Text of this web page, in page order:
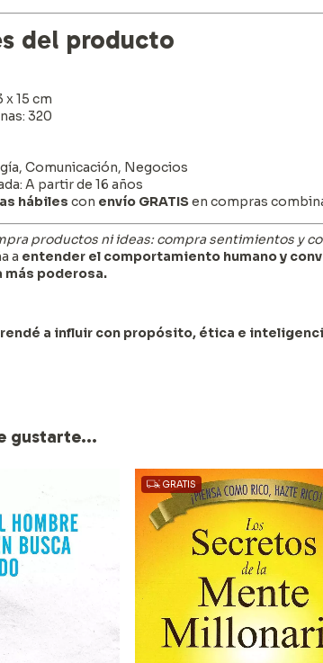
del producto
x 15 cm
320
Comunicación, Negocios
A partir de 16 años
hábiles con envío GRATISen compras
productos ni ideas: compra sentimientos y
a entender el comportamiento humano y
más poderosa.
a influir con propósito, ética e
gustarte...
GRATIS